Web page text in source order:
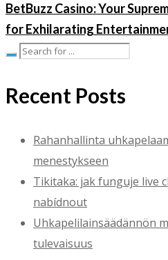
BetBuzz Casino: Your
for Exhilarating
Recent Posts
Rahanhallinta
menestykseen
Tikitaka: jak funguje live
nabídnout
Uhkapelilainsäädännön
tulevaisuus